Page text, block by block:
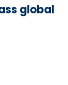
global